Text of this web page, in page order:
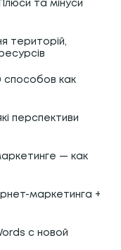
та мінуси
територій,
способов как
перспективи
— как
маркетинга +
с новой